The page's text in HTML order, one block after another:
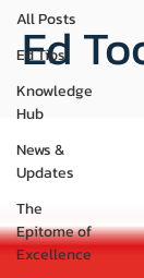
All Posts
Ed Tips
Knowledge
Hub
News &
Updates
The
Epitome of
Excellence
Ed